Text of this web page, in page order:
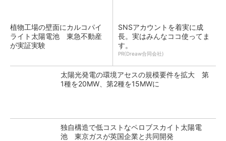
植物工場の壁面にカルコパイ
ライト太陽電池 東急不動産
が実証実験
SNSアカウントを着実に成
長。実はみんなココ使ってま
す。
PR(Dreaw合同会社)
太陽光発電の環境アセスの規模要件を拡大 第
1種を20MW、第2種を15MWに
独自構造で低コストなペロブスカイト太陽電
池 東京ガスが英国企業と共同開発